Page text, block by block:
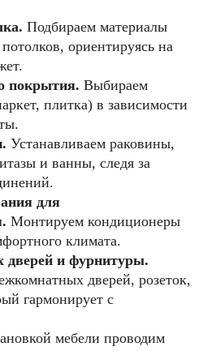
Подбираем материалы
ориентируясь на
покрытия. Выбираем
плитка) в зависимости
Устанавливаем раковины,
и ванны, следя за
для
Монтируем кондиционеры
климата.
дверей и фурнитуры.
дверей, розеток,
гармонирует с
мебели проводим